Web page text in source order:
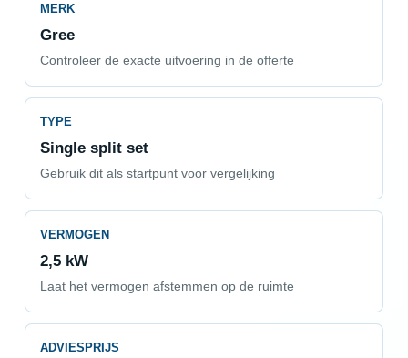
MERK
Gree
Controleer de exacte uitvoering in de offerte
TYPE
Single split set
Gebruik dit als startpunt voor vergelijking
VERMOGEN
2,5 kW
Laat het vermogen afstemmen op de ruimte
ADVIESPRIJS